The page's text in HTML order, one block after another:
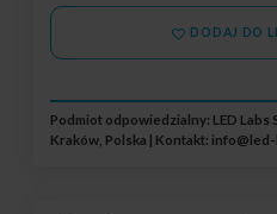
DODAJ DO
Podmiot odpowiedzialny: LED Labs
Kraków, Polska | Kontakt: